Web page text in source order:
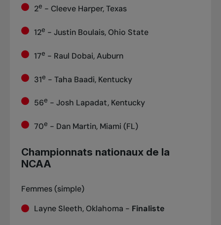
2e - Cleeve Harper, Texas
12e - Justin Boulais, Ohio State
17e - Raul Dobai, Auburn
31e - Taha Baadi, Kentucky
56e - Josh Lapadat, Kentucky
70e - Dan Martin, Miami (FL)
Championnats nationaux de la
NCAA
Femmes (simple)
Layne Sleeth, Oklahoma - Finaliste